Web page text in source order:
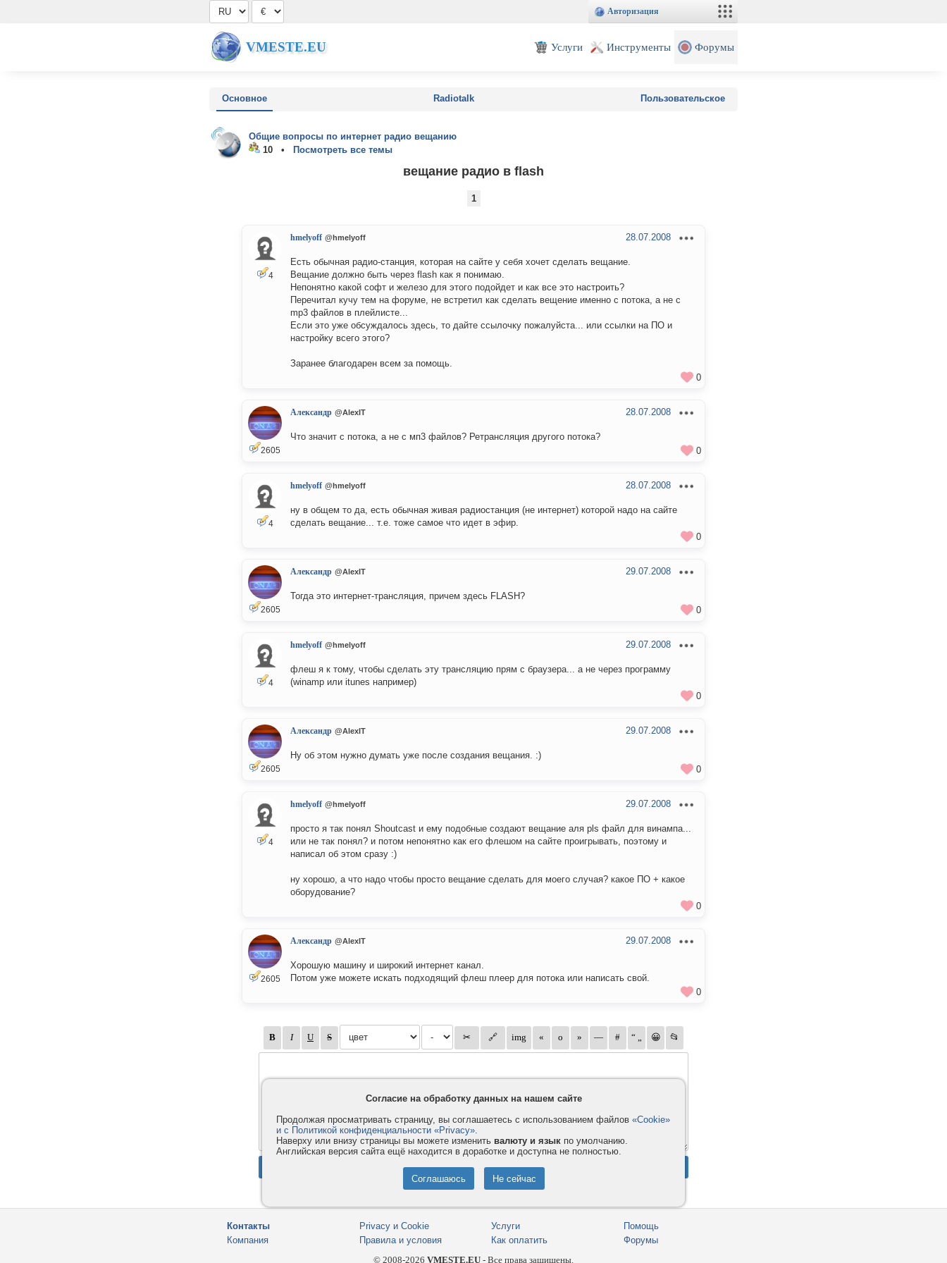
Авторизация
VMESTE.EU Услуги Инструменты Форумы
Основное Radiotalk Пользовательское
Общие вопросы по интернет радио вещанию
10 •
Посмотреть все темы
вещание радио в flash
1
4
hmelyoff @hmelyoff 28.07.2008
Есть обычная радио-станция, которая на сайте у себя хочет сделать вещание.
Вещание должно быть через flash как я понимаю.
Непонятно какой софт и железо для этого подойдет и как все это настроить?
Перечитал кучу тем на форуме, не встретил как сделать вещение именно с потока, а не с
mp3 файлов в плейлисте...
Если это уже обсуждалось здесь, то дайте ссылочку пожалуйста... или ссылки на ПО и
настройку всего этого?
Заранее благодарен всем за помощь.
0
2605
Александр @AlexIT 28.07.2008
Что значит с потока, а не с мп3 файлов? Ретрансляция другого потока?
0
4
hmelyoff @hmelyoff 28.07.2008
ну в общем то да, есть обычная живая радиостанция (не интернет) которой надо на сайте
сделать вещание... т.е. тоже самое что идет в эфир.
0
2605
Александр @AlexIT 29.07.2008
Тогда это интернет-трансляция, причем здесь FLASH?
0
4
hmelyoff @hmelyoff 29.07.2008
флеш я к тому, чтобы сделать эту трансляцию прям с браузера... а не через программу
(winamp или itunes например)
0
2605
Александр @AlexIT 29.07.2008
Ну об этом нужно думать уже после создания вещания. :)
0
4
hmelyoff @hmelyoff 29.07.2008
просто я так понял Shoutcast и ему подобные создают вещание аля pls файл для винампа...
или не так понял? и потом непонятно как его флешом на сайте проигрывать, поэтому и
написал об этом сразу :)
ну хорошо, а что надо чтобы просто вещание сделать для моего случая? какое ПО + какое
оборудование?
0
2605
Александр @AlexIT 29.07.2008
Хорошую машину и широкий интернет канал.
Потом уже можете искать подходящий флеш плеер для потока или написать свой.
0
Контакты
Компания
Privacy и Cookie
Правила и условия
Услуги
Как оплатить
Помощь
Форумы
© 2008-2026 VMESTE.EU - Все права защищены.
Согласие на обработку данных на нашем сайте
Продолжая просматривать страницу, вы соглашаетесь с использованием файлов «Cookie»
и с Политикой конфиденциальности «Privacy».
Наверху или внизу страницы вы можете изменить валюту и язык по умолчанию.
Английская версия сайта ещё находится в доработке и доступна не полностью.